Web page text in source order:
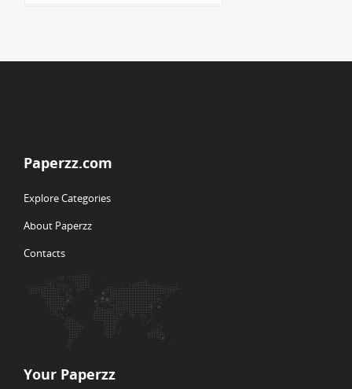
Paperzz.com
Explore Categories
About Paperzz
Contacts
Your Paperzz